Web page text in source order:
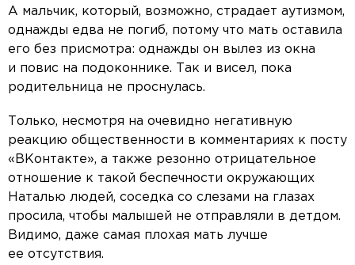
А мальчик, который, возможно, страдает аутизмом,
однажды едва не погиб, потому что мать оставила
его без присмотра: однажды он вылез из окна
и повис на подоконнике. Так и висел, пока
родительница не проснулась.
Только, несмотря на очевидно негативную
реакцию общественности в комментариях к посту
«ВКонтакте», а также резонно отрицательное
отношение к такой беспечности окружающих
Наталью людей, соседка со слезами на глазах
просила, чтобы малышей не отправляли в детдом.
Видимо, даже самая плохая мать лучше
ее отсутствия.